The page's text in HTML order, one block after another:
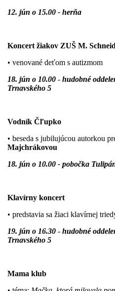
12. jún o 15.00 - herňa
Koncert žiakov ZUŠ M.
• venované deťom s autizmom
18. jún o 10.00 - hudobné
Trnavského 5
Vodník Čľupko
• beseda s jubilujúcou autorkou
Majchrákovou
18. jún o 10.00 - pobočka
Klavírny koncert
• predstavia sa žiaci klavírnej
19. jún o 16.30 - hudobné
Trnavského 5
Mama klub